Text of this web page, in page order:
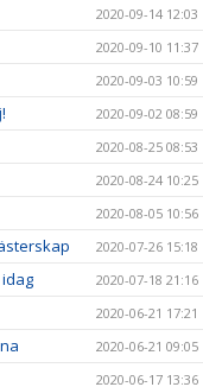
2020-09-14 12:03
2020-09-10 11:37
2020-09-03 10:59
2020-09-02 08:59
2020-08-25 08:53
2020-08-24 10:25
2020-08-05 10:56
2020-07-26 15:18
2020-07-18 21:16
2020-06-21 17:21
2020-06-21 09:05
2020-06-17 13:36